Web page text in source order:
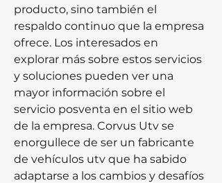
producto, sino también el
respaldo continuo que la empresa
ofrece. Los interesados en
explorar más sobre estos servicios
y soluciones pueden ver una
mayor información sobre el
servicio posventa en el sitio web
de la empresa. Corvus Utv se
enorgullece de ser un fabricante
de vehículos utv que ha sabido
adaptarse a los cambios y desafíos